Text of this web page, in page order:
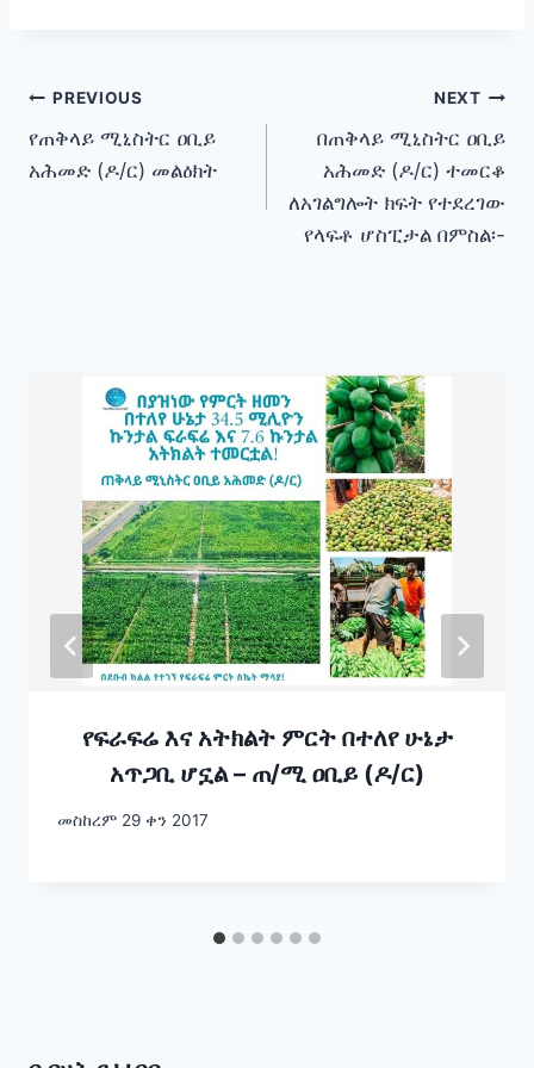
Post
navigation
PREVIOUS
የጠቅላይ ሚኒስትር ዐቢይ
አሕመድ (ዶ/ር) መልዕክት
NEXT
በጠቅላይ ሚኒስትር ዐቢይ
አሕመድ (ዶ/ር) ተመርቆ
ለአገልግሎት ክፍት የተደረገው
የላፍቶ ሆስፒታል በምስል፡-
የፍራፍሬ እና አትክልት ምርት በተለየ ሁኔታ
አጥጋቢ ሆኗል – ጠ/ሚ ዐቢይ (ዶ/ር)
መስከረም 29 ቀን 2017